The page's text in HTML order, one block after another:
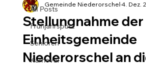
All Posts
Frühjahrsputz
Senioren
Karneval
Stellungnahme der
Einheitsgemeinde
Niederorschel an
Gemeinde Niederorschel4. Dez.